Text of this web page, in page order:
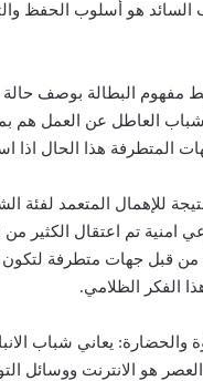
السائد هو أسلوب الحفظ
مفهوم البطالة بوصف حالة
العاطل عن العمل هم
المتطرفة هذا الحال اذا
للإهمال المتعمد لفئة
امنية تم اعتقال الكثير من
من قبل جهات متطرفة
الفكر الظلامي.
والحضارة: يعاني شباب
العصر هو الانترنت ووسائل